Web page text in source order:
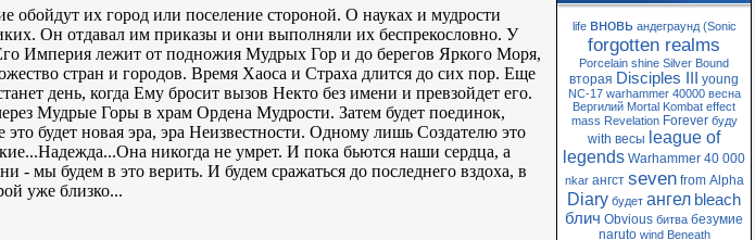
их город или поселение стороной. О науках и мудрости
Он отдавал им приказы и они выполняли их беспрекословно. У
Империя лежит от подножия Мудрых Гор и до берегов Яркого Моря,
стран и городов. Время Хаоса и Страха длится до сих пор. Еще
день, когда Ему бросит вызов Некто без имени и превзойдет его.
Мудрые Горы в храм Ордена Мудрости. Затем будет поединок,
будет новая эра, эра Неизвестности. Одному лишь Создателю это
никогда не умрет. И пока бьются наши сердца, а
- мы будем в это верить. И будем сражаться до последнего вздоха, в
уже близко...
life вновь андеграунд (Sonic
forgotten realms
Porcelain shine Silver Bound
вторая Disciples III young
NC-17 warhammer 40000 весна
Вергилий Mortal Kombat effect
mass Revelation Forever буду
with весы league of
legends Warhammer 40 000
nkar ангст seven from Alpha
Diary будет ангел bleach
блич Obvious битва безумие
naruto wind Beneath